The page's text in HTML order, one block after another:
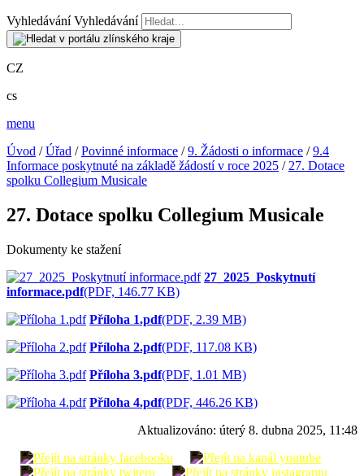
Vyhledávání Vyhledávání
CZ
cs
menu
Úvod /Úřad /Povinné informace /9. Žádosti o informace /9.4
Informace poskytnuté na základě žádostí v roce 2025 / 27. Dotace
spolku Collegium Musicale
27. Dotace spolku Collegium Musicale
Dokumenty ke stažení
27_2025_Poskytnutí
informace.pdf(PDF, 146.77 KB)
Příloha 1.pdf(PDF, 2.39 MB)
Příloha 2.pdf(PDF, 117.08 KB)
Příloha 3.pdf(PDF, 1.01 MB)
Příloha 4.pdf(PDF, 446.26 KB)
Aktualizováno: úterý 8. dubna 2025, 11:48